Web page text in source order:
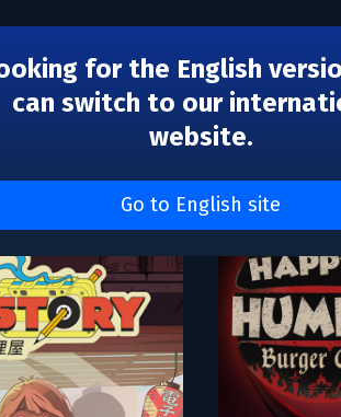
for the English
can switch to our
website.
Go to English site
игр tinyBuild